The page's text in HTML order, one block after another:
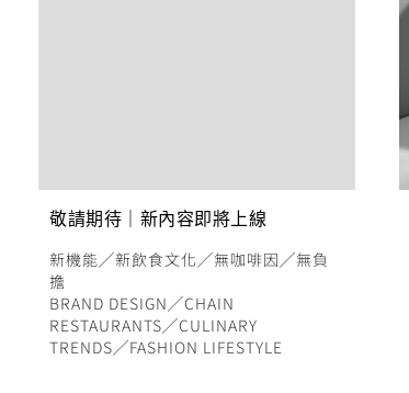
敬請期待｜新內容即將上線
新機能╱新飲食文化╱無咖啡因╱無負
擔
BRAND DESIGN╱CHAIN
RESTAURANTS╱CULINARY
TRENDS╱FASHION LIFESTYLE